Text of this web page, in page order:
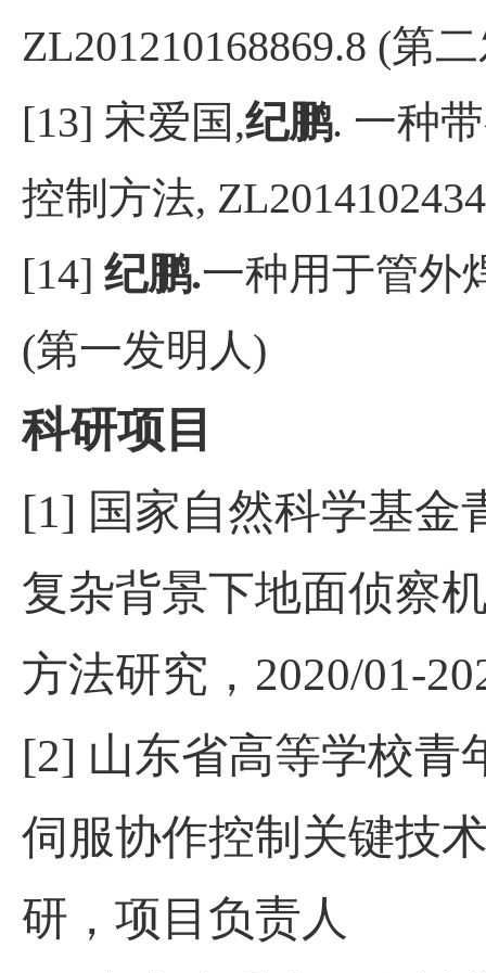
ZL201210168869.8 (第
[13] 宋爱国,纪鹏. 一种
控制方法,
[14] 纪鹏.一种用于管外
(第一发明人)
科研
[1] 国家自然科学基金
复杂背景下地面侦察
方法研究， 2020/01-
[2] 山东省高等学校青
伺服协作控制关键技
研，项目负责人